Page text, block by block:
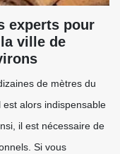
experts pour
ville de
de mètres du
alors indispensable
il est nécessaire de
Si vous